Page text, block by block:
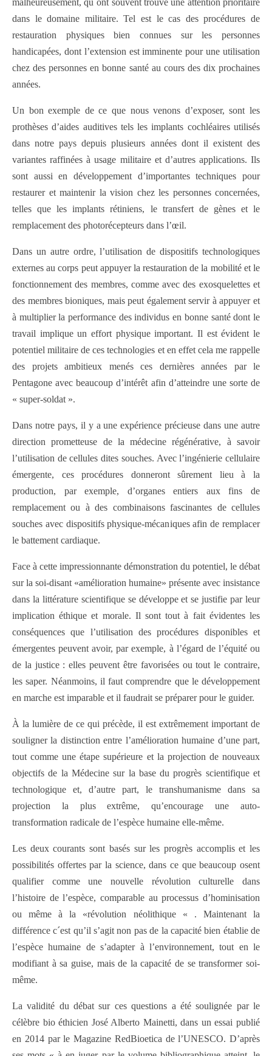
malheureusement, qu´ont souvent trouvé une attention prioritaire
dans le domaine militaire. Tel est le cas des procédures de
restauration physiques bien connues sur les personnes
handicapées, dont l’extension est imminente pour une utilisation
chez des personnes en bonne santé au cours des dix prochaines
années.
Un bon exemple de ce que nous venons d’exposer, sont les
prothèses d’aides auditives tels les implants cochléaires utilisés
dans notre pays depuis plusieurs années dont il existent des
variantes raffinées à usage militaire et d’autres applications. Ils
sont aussi en développement d’importantes techniques pour
restaurer et maintenir la vision chez les personnes concernées,
telles que les implants rétiniens, le transfert de gènes et le
remplacement des photorécepteurs dans l’œil.
Dans un autre ordre, l’utilisation de dispositifs technologiques
externes au corps peut appuyer la restauration de la mobilité et le
fonctionnement des membres, comme avec des exosquelettes et
des membres bioniques, mais peut également servir à appuyer et
à multiplier la performance des individus en bonne santé dont le
travail implique un effort physique important. Il est évident le
potentiel militaire de ces technologies et en effet cela me rappelle
des projets ambitieux menés ces dernières années par le
Pentagone avec beaucoup d’intérêt afin d’atteindre une sorte de
« super-soldat ».
Dans notre pays, il y a une expérience précieuse dans une autre
direction prometteuse de la médecine régénérative, à savoir
l’utilisation de cellules dites souches. Avec l’ingénierie cellulaire
émergente, ces procédures donneront sûrement lieu à la
production, par exemple, d’organes entiers aux fins de
remplacement ou à des combinaisons fascinantes de cellules
souches avec dispositifs physique-mécaniques afin de remplacer
le battement cardiaque.
Face à cette impressionnante démonstration du potentiel, le débat
sur la soi-disant «amélioration humaine» présente avec insistance
dans la littérature scientifique se développe et se justifie par leur
implication éthique et morale. Il sont tout à fait évidentes les
conséquences que l’utilisation des procédures disponibles et
émergentes peuvent avoir, par exemple, à l’égard de l’équité ou
de la justice : elles peuvent être favorisées ou tout le contraire,
les saper. Néanmoins, il faut comprendre que le développement
en marche est imparable et il faudrait se préparer pour le guider.
À la lumière de ce qui précède, il est extrêmement important de
souligner la distinction entre l’amélioration humaine d’une part,
tout comme une étape supérieure et la projection de nouveaux
objectifs de la Médecine sur la base du progrès scientifique et
technologique et, d’autre part, le transhumanisme dans sa
projection la plus extrême, qu’encourage une auto-
transformation radicale de l’espèce humaine elle-même.
Les deux courants sont basés sur les progrès accomplis et les
possibilités offertes par la science, dans ce que beaucoup osent
qualifier comme une nouvelle révolution culturelle dans
l’histoire de l’espèce, comparable au processus d’hominisation
ou même à la «révolution néolithique « . Maintenant la
différence c´est qu’il s’agit non pas de la capacité bien établie de
l’espèce humaine de s’adapter à l’environnement, tout en le
modifiant à sa guise, mais de la capacité de se transformer soi-
même.
La validité du débat sur ces questions a été soulignée par le
célèbre bio éthicien José Alberto Mainetti, dans un essai publié
en 2014 par le Magazine RedBioetica de l’UNESCO. D’après